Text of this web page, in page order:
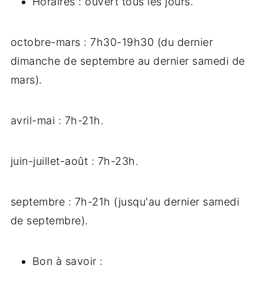
octobre-mars : 7h30-19h30 (du dernier
dimanche de septembre au dernier samedi de
mars).
avril-mai : 7h-21h.
juin-juillet-août : 7h-23h.
septembre : 7h-21h (jusqu'au dernier samedi
de septembre).
Bon à savoir :